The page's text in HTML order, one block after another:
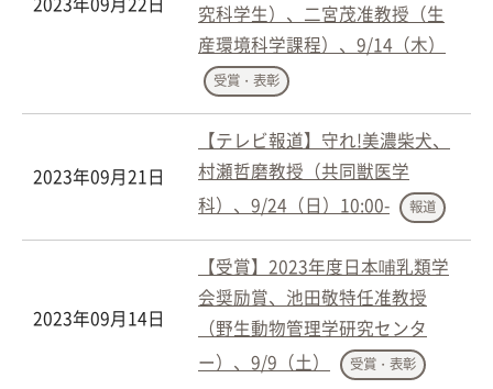
究科学生）、二宮茂准教授（生
産環境科学課程）、9/14（木）
受賞・表彰
2023年09月21日
【テレビ報道】守れ!美濃柴犬、
村瀬哲磨教授（共同獣医学
科）、9/24（日）10:00-
報道
2023年09月14日
【受賞】2023年度日本哺乳類学
会奨励賞、池田敬特任准教授
（野生動物管理学研究センタ
ー）、9/9（土）
受賞・表彰